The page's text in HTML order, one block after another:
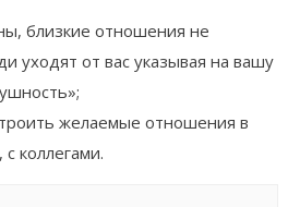
близкие отношения не
уходят от вас указывая на вашу
желаемые отношения в
коллегами.